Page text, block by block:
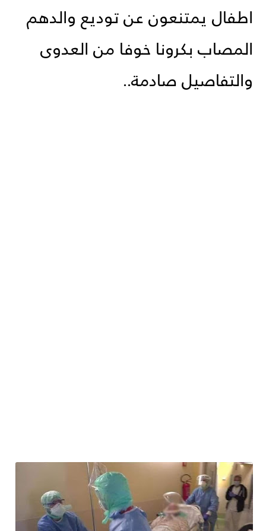
اطفال يمتنعون عن توديع والدهم
المصاب بكرونا خوفا من العدوى
والتفاصيل صادمة..